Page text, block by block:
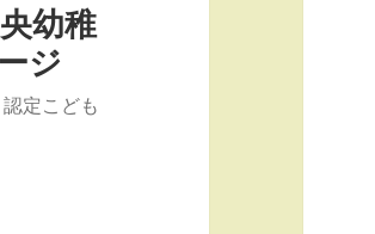
幼稚
ジ
定こども